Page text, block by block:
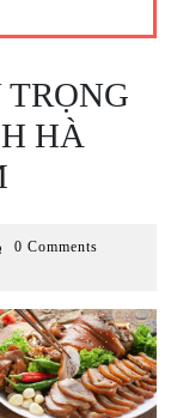
HÀ
0 Comments